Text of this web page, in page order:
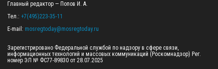
Главный редактор — Попов И. А.
Тел.: +7(495)223-35-11
E-mail: mosregtoday@mosregtoday.ru
Зарегистрировано Федеральной службой по надзору в сфере связи,
информационных технологий и массовых коммуникаций (Роскомнадзор) Рег.
номер ЭЛ № ФС77-89830 от 28.07.2025